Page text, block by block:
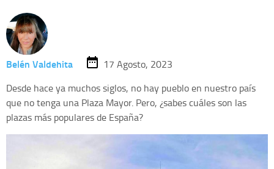
Belén Valdehita
17 Agosto, 2023
Desde hace ya muchos siglos, no hay pueblo en nuestro país
que no tenga una Plaza Mayor. Pero, ¿sabes cuáles son las
plazas más populares de España?